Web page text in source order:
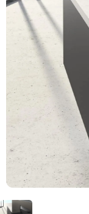
О компании
Оплата и доставка
Рассрочка и кредит
Схема работы
Акции и скидки
Портфолио